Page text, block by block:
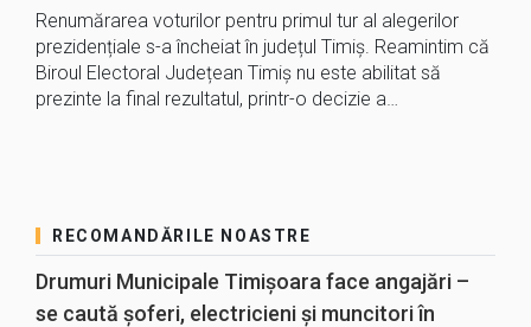
Renumărarea voturilor pentru primul tur al alegerilor
prezidențiale s-a încheiat în județul Timiș. Reamintim că
Biroul Electoral Județean Timiș nu este abilitat să
prezinte la final rezultatul, printr-o decizie a…
RECOMANDĂRILE NOASTRE
Drumuri Municipale Timișoara face angajări –
se caută șoferi, electricieni și muncitori în